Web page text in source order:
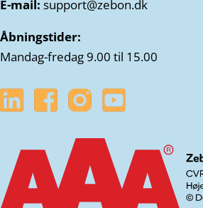
E-mail: support@zebon.dk
Åbningstider:
Mandag-fredag 9.00 til 15.00